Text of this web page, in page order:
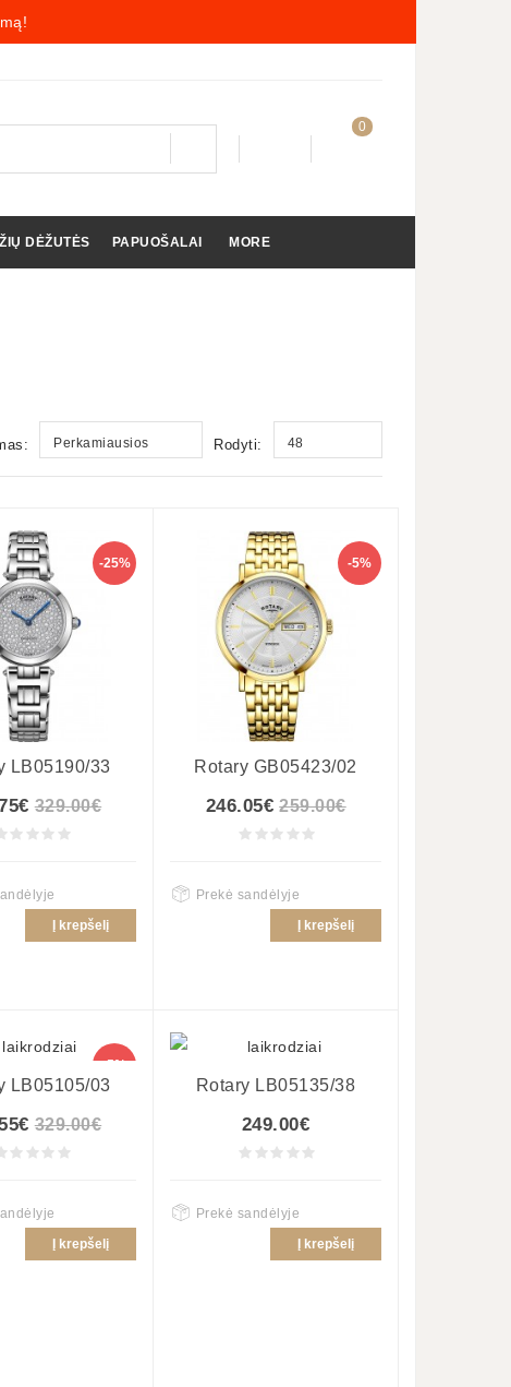
0
DĖŽUTĖS PAPUOŠALAI MORE
Perkamiausios Rodyti: 48
-25%
LB05190/33
329.00€
Į krepšelį
-5%
Rotary GB05423/02
246.05€ 259.00€
Prekė sandėlyje
Į krepšelį
-5%
LB05105/03
329.00€
Į krepšelį
Rotary LB05135/38
249.00€
Prekė sandėlyje
Į krepšelį